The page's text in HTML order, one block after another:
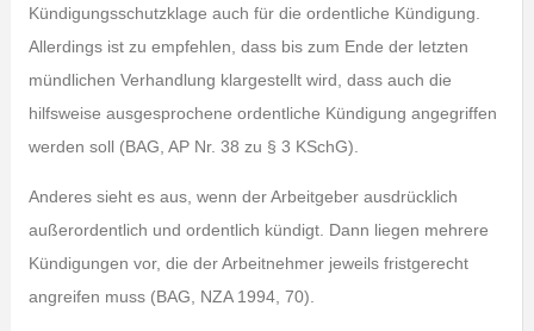
Kündigungsschutzklage auch für die ordentliche Kündigung.
Allerdings ist zu empfehlen, dass bis zum Ende der letzten
mündlichen Verhandlung klargestellt wird, dass auch die
hilfsweise ausgesprochene ordentliche Kündigung angegriffen
werden soll (BAG, AP Nr. 38 zu § 3 KSchG).
Anderes sieht es aus, wenn der Arbeitgeber ausdrücklich
außerordentlich und ordentlich kündigt. Dann liegen mehrere
Kündigungen vor, die der Arbeitnehmer jeweils fristgerecht
angreifen muss (BAG, NZA 1994, 70).